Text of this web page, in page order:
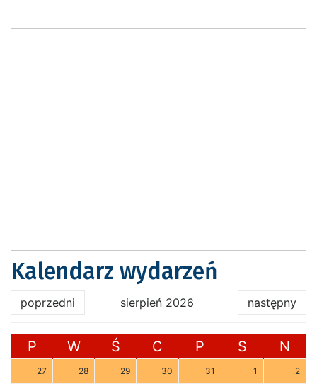
Kalendarz wydarzeń
poprzedni sierpień 2026 następny
P W Ś C P S N
27 28 29 30 31 1 2